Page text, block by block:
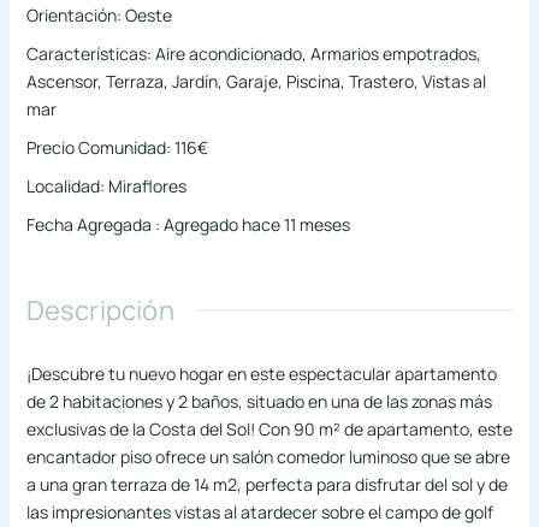
Orientación: Oeste
Características: Aire acondicionado, Armarios empotrados,
Ascensor, Terraza, Jardín, Garaje, Piscina, Trastero, Vistas al
mar
Precio Comunidad: 116€
Localidad: Miraflores
Fecha Agregada : Agregado hace 11 meses
Descripción
¡Descubre tu nuevo hogar en este espectacular apartamento
de 2 habitaciones y 2 baños, situado en una de las zonas más
exclusivas de la Costa del Sol! Con 90 m² de apartamento, este
encantador piso ofrece un salón comedor luminoso que se abre
a una gran terraza de 14 m2, perfecta para disfrutar del sol y de
las impresionantes vistas al atardecer sobre el campo de golf